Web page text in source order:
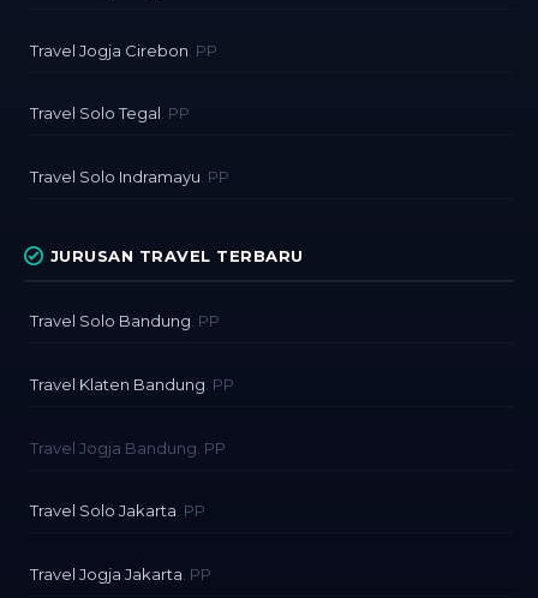
Travel Jogja Cirebon . PP
Travel Solo Tegal . PP
Travel Solo Indramayu . PP
JURUSAN TRAVEL TERBARU
Travel Solo Bandung. PP
Travel Klaten Bandung . PP
Travel Jogja Bandung. PP
Travel Solo Jakarta . PP
Travel Jogja Jakarta . PP